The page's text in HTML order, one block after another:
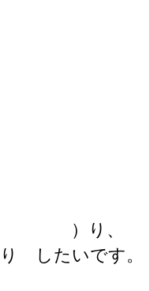
）
り、
り したいです。